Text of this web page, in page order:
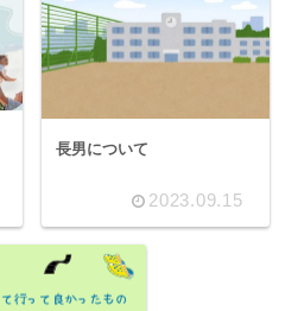
長男について
2023.09.15